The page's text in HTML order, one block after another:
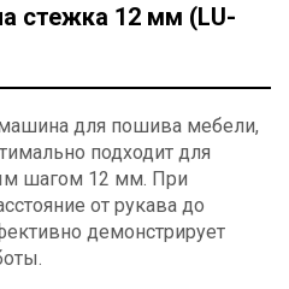
стежка 12 мм (LU-
для пошива мебели,
подходит для
шагом 12 мм. При
от рукава до
демонстрирует